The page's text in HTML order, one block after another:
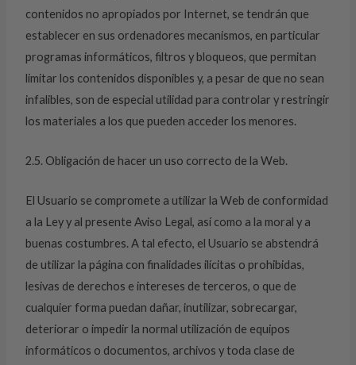
contenidos no apropiados por Internet, se tendrán que
establecer en sus ordenadores mecanismos, en particular
programas informáticos, filtros y bloqueos, que permitan
limitar los contenidos disponibles y, a pesar de que no sean
infalibles, son de especial utilidad para controlar y restringir
los materiales a los que pueden acceder los menores.
2.5. Obligación de hacer un uso correcto de la Web.
El Usuario se compromete a utilizar la Web de conformidad
a la Ley y al presente Aviso Legal, así como a la moral y a
buenas costumbres. A tal efecto, el Usuario se abstendrá
de utilizar la página con finalidades ilícitas o prohibidas,
lesivas de derechos e intereses de terceros, o que de
cualquier forma puedan dañar, inutilizar, sobrecargar,
deteriorar o impedir la normal utilización de equipos
informáticos o documentos, archivos y toda clase de